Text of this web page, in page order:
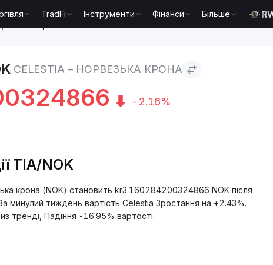
TradFi Інструменти Фінанси Більше
CELESTIA – НОРВЕЗЬКА КРОНА
-2.16%
TIA/NOK
крона (NOK) становить kr3.160284200324866 NOK після
минулий тиждень вартість Celestia Зростання на +2.43%.
тренді, Падіння -16.95% вартості.